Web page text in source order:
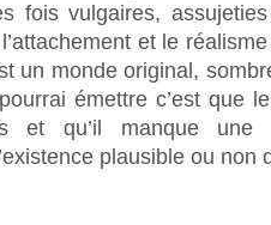
fois vulgaires,
et le
un monde original,
émettre c’est que
et qu’il manque une
plausible ou non